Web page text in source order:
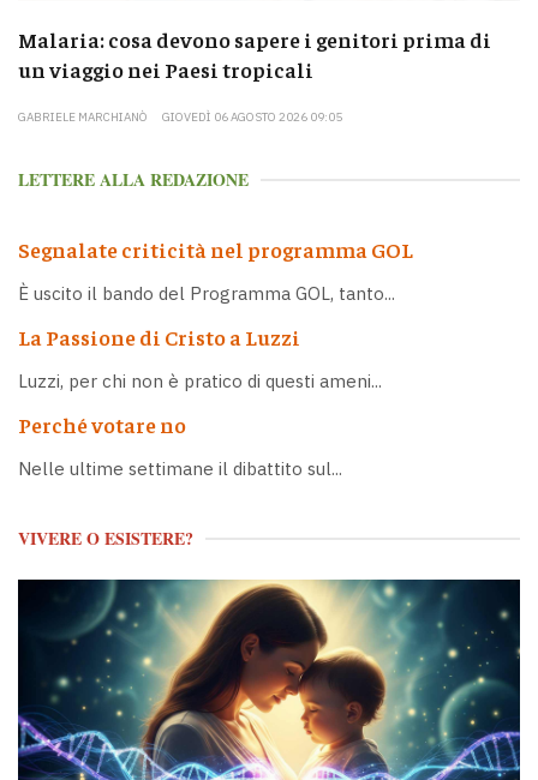
Malaria: cosa devono sapere i genitori prima di
un viaggio nei Paesi tropicali
GABRIELE MARCHIANÒ GIOVEDÌ 06 AGOSTO 2026 09:05
LETTERE ALLA REDAZIONE
Segnalate criticità nel programma GOL
È uscito il bando del Programma GOL, tanto...
La Passione di Cristo a Luzzi
Luzzi, per chi non è pratico di questi ameni...
Perché votare no
Nelle ultime settimane il dibattito sul...
VIVERE O ESISTERE?